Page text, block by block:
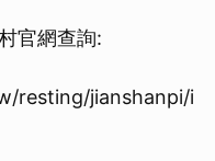
官網查詢:
resting/jianshanpi/i